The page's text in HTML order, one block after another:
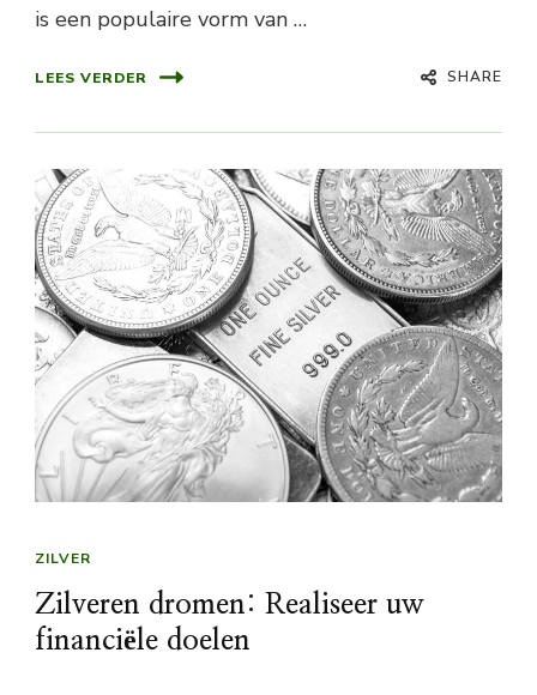
is een populaire vorm van …
LEES VERDER SHARE
ZILVER
Zilveren dromen: Realiseer uw
financiële doelen